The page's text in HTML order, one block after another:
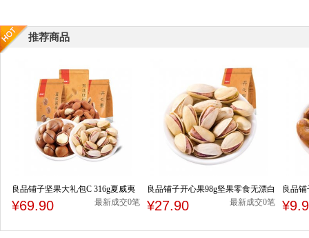
推荐商品
良品铺子坚果大礼包C 316g夏威夷
果开心果东北红松
¥69.90 最新成交0笔
良品铺子开心果98g坚果零食无漂白
原味干果休闲炒货休闲食品
¥27.90 最新成交0笔
良品
货休闲